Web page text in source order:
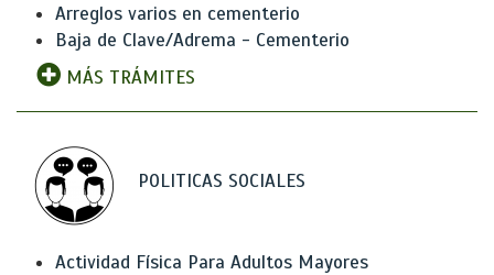
Arreglos varios en cementerio
Baja de Clave/Adrema - Cementerio
MÁS TRÁMITES
POLITICAS SOCIALES
Actividad Física Para Adultos Mayores